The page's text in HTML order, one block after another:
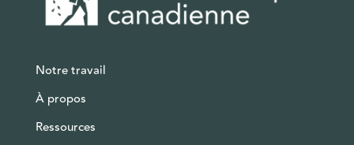
Notre travail
À propos
Ressources